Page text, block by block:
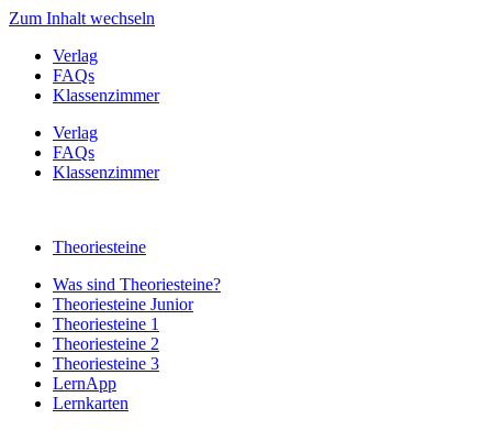
Zum Inhalt wechseln
Verlag
FAQs
Klassenzimmer
Verlag
FAQs
Klassenzimmer
Theoriesteine
Was sind Theoriesteine?
Theoriesteine Junior
Theoriesteine 1
Theoriesteine 2
Theoriesteine 3
LernApp
Lernkarten